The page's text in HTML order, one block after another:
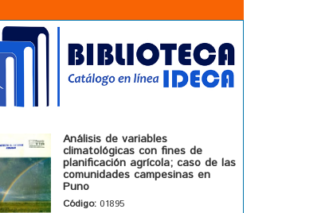
Análisis de variables
climatológicas con fines de
planificación agrícola; caso de las
comunidades campesinas en
Puno
Código: 01895